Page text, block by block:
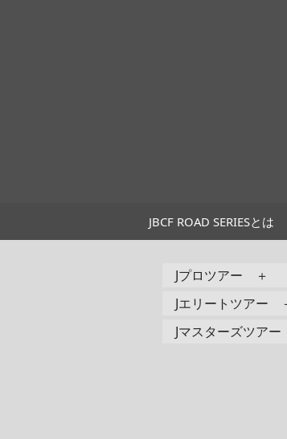
JBCF ROAD SERIESとは
Jプロツアー ＋
Jエリートツアー
Jマスターズツア